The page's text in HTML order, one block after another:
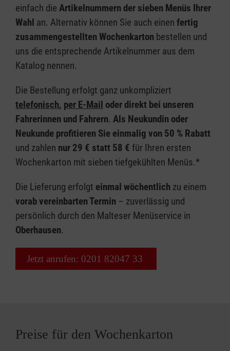
einfach die Artikelnummern der sieben Menüs Ihrer
Wahl an. Alternativ können Sie auch einen fertig
zusammengestellten Wochenkarton bestellen und
uns die entsprechende Artikelnummer aus dem
Katalog nennen.
Die Bestellung erfolgt ganz unkompliziert
telefonisch, per E-Mail oder direkt bei unseren
Fahrerinnen und Fahrern. Als Neukundin oder
Neukunde profitieren Sie einmalig von 50 % Rabatt
und zahlen nur 29 € statt 58 € für Ihren ersten
Wochenkarton mit sieben tiefgekühlten Menüs.*
Die Lieferung erfolgt einmal wöchentlich zu einem
vorab vereinbarten Termin – zuverlässig und
persönlich durch den Malteser Menüservice in
Oberhausen.
Jetzt anrufen: 0201 82047 33
Preise für den Wochenkarton